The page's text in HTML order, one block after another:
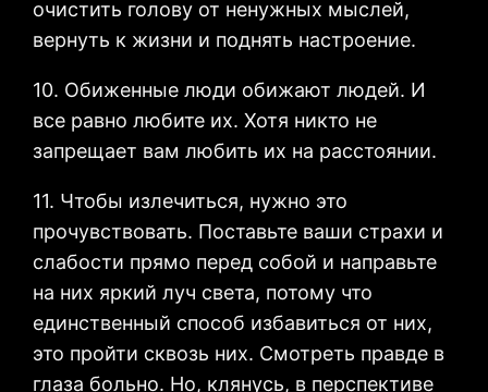
очистить голову от ненужных мыслей,
вернуть к жизни и поднять настроение.
10. Обиженные люди обижают людей. И
все равно любите их. Хотя никто не
запрещает вам любить их на расстоянии.
11. Чтобы излечиться, нужно это
прочувствовать. Поставьте ваши страхи и
слабости прямо перед собой и направьте
на них яркий луч света, потому что
единственный способ избавиться от них,
это пройти сквозь них. Смотреть правде в
глаза больно. Но, клянусь, в перспективе